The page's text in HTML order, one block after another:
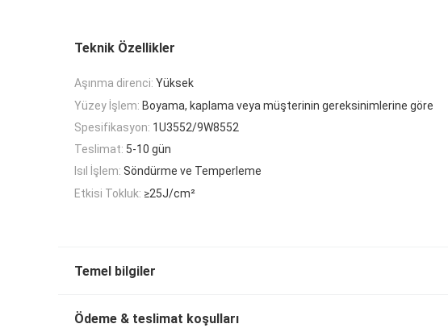
Teknik Özellikler
Aşınma direnci: Yüksek
Yüzey İşlem: Boyama, kaplama veya müşterinin gereksinimlerine göre
Spesifikasyon: 1U3552/9W8552
Teslimat: 5-10 gün
Isıl İşlem: Söndürme ve Temperleme
Etkisi Tokluk: ≥25J/cm²
Temel bilgiler
Ödeme & teslimat koşulları